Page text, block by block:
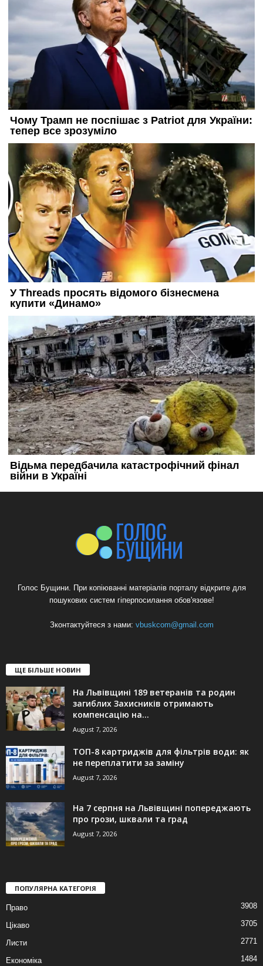
Голос Бущини. При копіюванні матеріалів порталу відкрите для
пошукових систем гіперпосилання обов'язове!
Зконтактуйтеся з нами: vbuskcom@gmail.com
ЩЕ БІЛЬШЕ НОВИН
На Львівщині 189 ветеранів та родин
загиблих Захисників отримають
компенсацію на...
August 7, 2026
ТОП-8 картриджів для фільтрів води: як
не переплатити за заміну
August 7, 2026
На 7 серпня на Львівщині попереджають
про грози, шквали та град
August 7, 2026
ПОПУЛЯРНА КАТЕГОРІЯ
Право 3908
Цікаво 3705
Листи 2771
Економіка 1484